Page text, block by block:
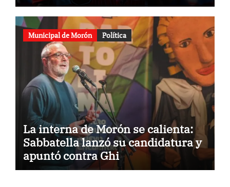
Municipal de Morón Política
La interna de Morón se calienta:
Sabbatella lanzó su candidatura y
apuntó contra Ghi